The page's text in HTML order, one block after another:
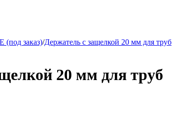
заказ)/Держатель с защелкой 20 мм для труб
20 мм для труб